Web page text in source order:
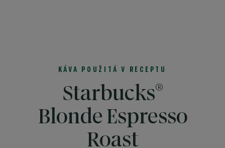
KÁVA POUŽITÁ V RECEPTU
Starbucks®
Blonde Espresso
Roast